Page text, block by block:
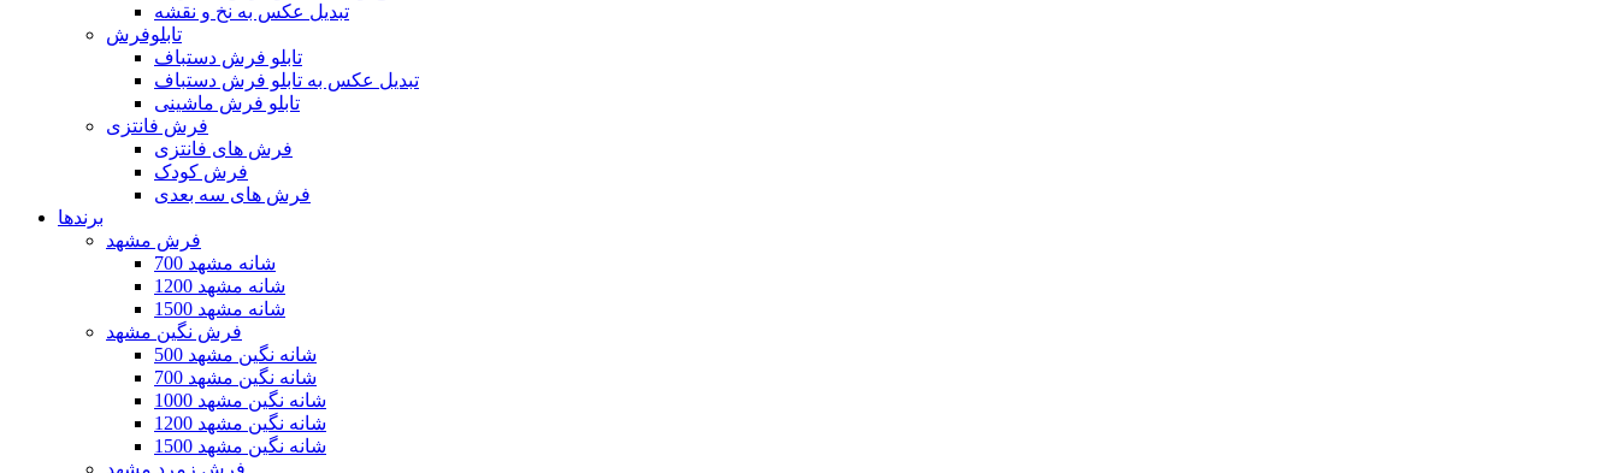
تبدیل عکس به نخ و نقشه
تابلوفرش
تابلو فرش دستباف
تبدیل عکس به تابلو فرش دستباف
تابلو فرش ماشینی
فرش فانتزی
فرش های فانتزی
فرش کودک
فرش های سه بعدی
برندها
فرش مشهد
700 شانه مشهد
1200 شانه مشهد
1500 شانه مشهد
فرش نگین مشهد
500 شانه نگین مشهد
700 شانه نگین مشهد
1000 شانه نگین مشهد
1200 شانه نگین مشهد
1500 شانه نگین مشهد
فرش زمرد مشهد